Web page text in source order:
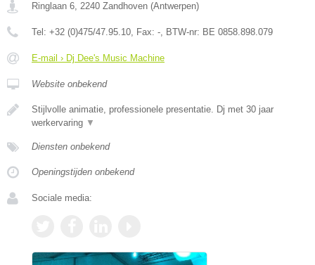
Ringlaan 6, 2240 Zandhoven (Antwerpen)
Tel: +32 (0)475/47.95.10, Fax: -, BTW-nr: BE 0858.898.079
E-mail › Dj Dee's Music Machine
Website onbekend
Stijlvolle animatie, professionele presentatie. Dj met 30 jaar
werkervaring ▼
Diensten onbekend
Openingstijden onbekend
Sociale media: